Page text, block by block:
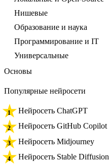
Нишевые
Образование и наука
Программирование и IT
Универсальные
Основы
Популярные нейросети
Нейросеть ChatGPT
Нейросеть GitHub Copilot
Нейросеть Midjourney
Нейросеть Stable Diffusion